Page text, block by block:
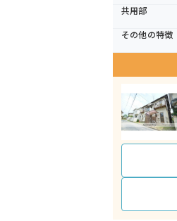
共用部
その他の特徴